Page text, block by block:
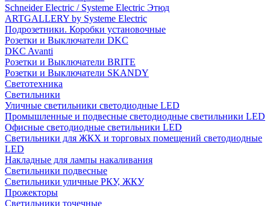
Schneider Electric / Systeme Electric Этюд
ARTGALLERY by Systeme Electric
Подрозетники. Коробки установочные
Розетки и Выключатели DKC
DKC Avanti
Розетки и Выключатели BRITE
Розетки и Выключатели SKANDY
Светотехника
Светильники
Уличные светильники светодиодные LED
Промышленные и подвесные светодиодные светильники LED
Офисные светодиодные светильники LED
Светильники для ЖКХ и торговых помещений светодиодные
LED
Накладные для лампы накаливания
Светильники подвесные
Светильники уличные РКУ, ЖКУ
Прожекторы
Cветильники точечные